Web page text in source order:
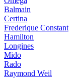
Balmain
Certina
Frederique Constant
Hamilton
Longines
Mido
Rado
Raymond Weil